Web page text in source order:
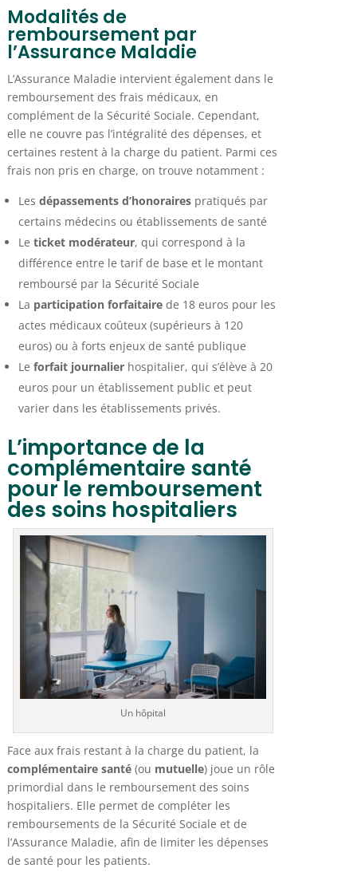
Modalités de
remboursement par
l’Assurance Maladie
L’Assurance Maladie intervient également dans le
remboursement des frais médicaux, en
complément de la Sécurité Sociale. Cependant,
elle ne couvre pas l’intégralité des dépenses, et
certaines restent à la charge du patient. Parmi ces
frais non pris en charge, on trouve notamment :
Les dépassements d’honorairespratiqués par
certains médecins ou établissements de santé
Le ticket modérateur, qui correspond à la
différence entre le tarif de base et le montant
remboursé par la Sécurité Sociale
La participation forfaitairede 18 euros pour les
actes médicaux coûteux (supérieurs à 120
euros) ou à forts enjeux de santé publique
Le forfait journalierhospitalier, qui s’élève à 20
euros pour un établissement public et peut
varier dans les établissements privés.
L’importance de la
complémentaire santé
pour le remboursement
des soins hospitaliers
Un hôpital
Face aux frais restant à la charge du patient, la
complémentaire santé(ou mutuelle) joue un rôle
primordial dans le remboursement des soins
hospitaliers. Elle permet de compléter les
remboursements de la Sécurité Sociale et de
l’Assurance Maladie, afin de limiter les dépenses
de santé pour les patients.